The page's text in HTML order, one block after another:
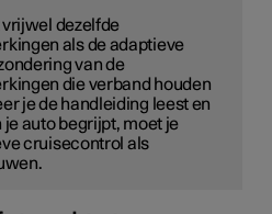
dezelfde
als de adaptieve
van de
die verband houden
je de handleiding leest en
auto begrijpt, moet je
cruisecontrol als